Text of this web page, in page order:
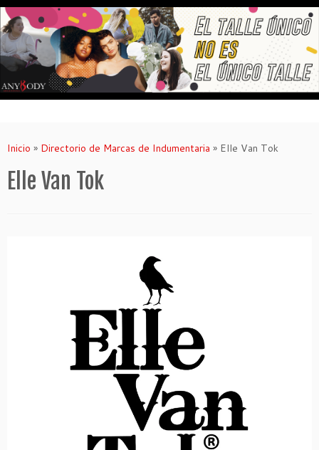
Saltar
al
contenido
Inicio » Directorio de Marcas de Indumentaria » Elle Van Tok
Elle Van Tok